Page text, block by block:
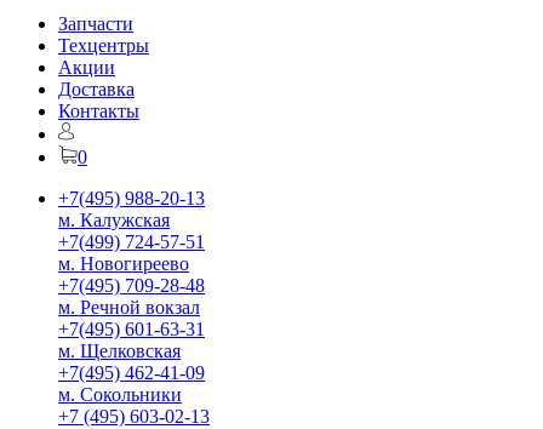
Запчасти
Техцентры
Акции
Доставка
Контакты
0
+7(495) 988-20-13
м. Калужская
+7(499) 724-57-51
м. Новогиреево
+7(495) 709-28-48
м. Речной вокзал
+7(495) 601-63-31
м. Щелковская
+7(495) 462-41-09
м. Сокольники
+7 (495) 603-02-13